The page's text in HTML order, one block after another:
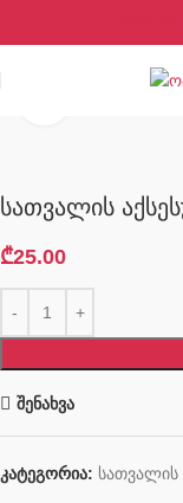
სათვალის
₾25.00
შენახვა
კატეგორია: სათვალის